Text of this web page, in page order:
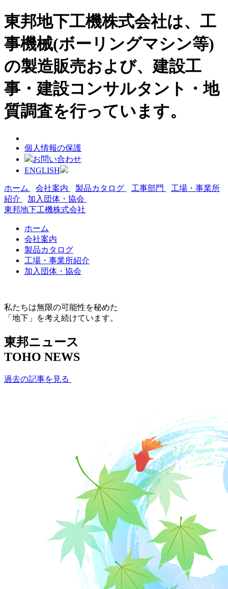
東邦地下工機株式会社は、工
事機械(ボーリングマシン等)
の製造販売および、建設工
事・建設コンサルタント・地
質調査を行っています。
個人情報の保護
お問い合わせ
ENGLISH
ホーム 会社案内 製品カタログ 工事部門
工場・事業所
紹介
加入団体・協会
東邦地下工機株式会社
ホーム
会社案内
製品カタログ
工場・事業所紹介
加入団体・協会
私たちは無限の可能性を秘めた
「地下」を考え続けています。
東邦ニュース
TOHO NEWS
過去の記事を見る